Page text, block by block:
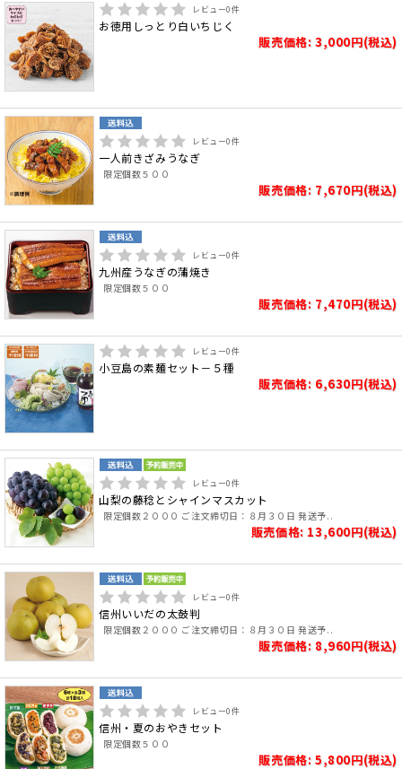
レビュー0件
お徳用しっとり白いちじく
販売価格: 3,000円(税込)
レビュー0件
一人前きざみうなぎ
限定個数５００
販売価格: 7,670円(税込)
レビュー0件
九州産うなぎの蒲焼き
限定個数５００
販売価格: 7,470円(税込)
レビュー0件
小豆島の素麺セット－５種
販売価格: 6,630円(税込)
レビュー0件
山梨の藤稔とシャインマスカット
限定個数２０００ ご注文締切日：８月３０日 発送予..
販売価格: 13,600円(税込)
レビュー0件
信州いいだの太鼓判
限定個数２０００ ご注文締切日：８月３０日 発送予..
販売価格: 8,960円(税込)
レビュー0件
信州・夏のおやきセット
限定個数５００
販売価格: 5,800円(税込)